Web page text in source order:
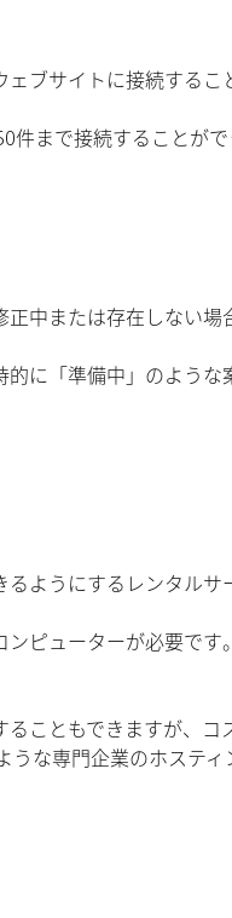
ブサイトに接続するこ
まで接続することがで
中または存在しない場
に「準備中」のような
ようにするレンタルサ
ピューターが必要です
こともできますが、コ
うな専門企業のホステ